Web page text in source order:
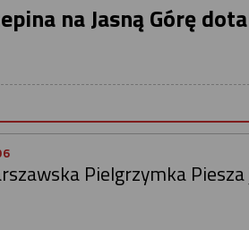
na Jasną Górę
Pielgrzymka